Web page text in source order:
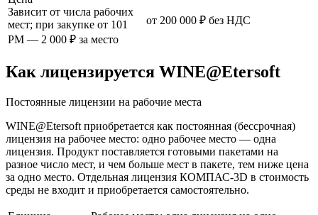
Зависит от числа рабочих
мест; при закупке от 101
РМ — 2 000 ₽ за место
от 200 000 ₽ без НДС
Как лицензируется WINE@Etersoft
Постоянные лицензии на рабочие места
WINE@Etersoft приобретается как постоянная (бессрочная)
лицензия на рабочее место: одно рабочее место — одна
лицензия. Продукт поставляется готовыми пакетами на
разное число мест, и чем больше мест в пакете, тем ниже цена
за одно место. Отдельная лицензия КОМПАС-3D в стоимость
среды не входит и приобретается самостоятельно.